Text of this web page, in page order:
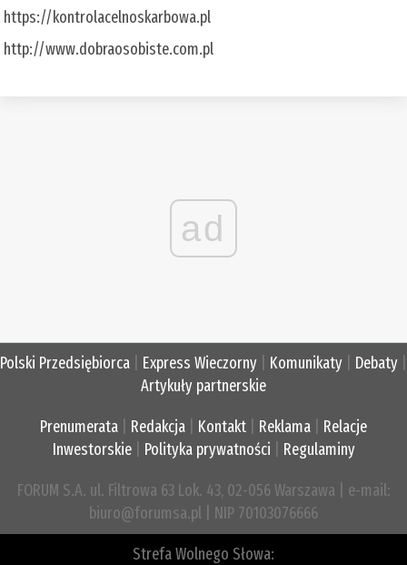
https://kontrolacelnoskarbowa.pl
http://www.dobraosobiste.com.pl
ad
Polski Przedsiębiorca Express Wieczorny Komunikaty Debaty
Artykuły partnerskie
Prenumerata Redakcja Kontakt Reklama
Relacje
Inwestorskie| Polityka prywatności Regulaminy
FORUM S.A. ul. Filtrowa 63 Lok. 43, 02-056 Warszawa | e-mail:
biuro@forumsa.pl | NIP 70103076666
Strefa Wolnego Słowa: